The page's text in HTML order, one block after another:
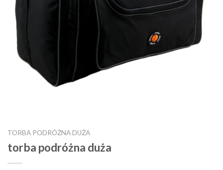
TORBA PODRÓŻNA DUŻA
torba podróżna duża